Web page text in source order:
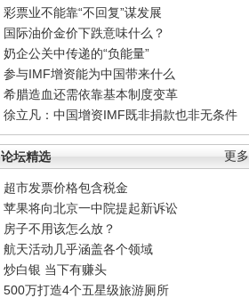
彩票业不能靠“不回复”谋发展
国际油价金价下跌意味什么？
奶企公关中传递的“负能量”
参与IMF增资能为中国带来什么
希腊造血还需依靠基本制度变革
徐立凡：中国增资IMF既非捐款也非无条件
更多
论坛精选
超市发票价格包含税金
苹果将向北京一中院提起新诉讼
房子不用该怎么放？
航天活动几乎涵盖各个领域
炒白银 当下有赚头
500万打造4个五星级旅游厕所